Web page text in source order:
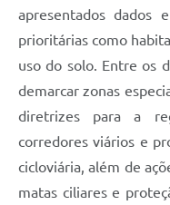
apresentados dados
prioritárias como
uso do solo. Entre os
demarcar zonas
diretrizes para a
corredores viários e
cicloviária, além de
matas ciliares e